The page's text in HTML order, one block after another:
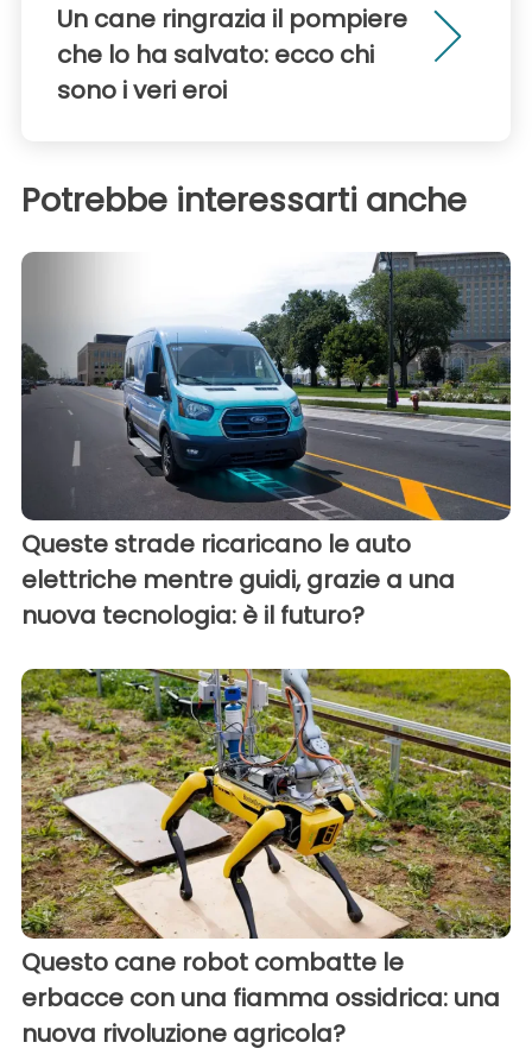
Un cane ringrazia il pompiere
che lo ha salvato: ecco chi
sono i veri eroi
Potrebbe interessarti anche
Queste strade ricaricano le auto
elettriche mentre guidi, grazie a una
nuova tecnologia: è il futuro?
Questo cane robot combatte le
erbacce con una fiamma ossidrica: una
nuova rivoluzione agricola?